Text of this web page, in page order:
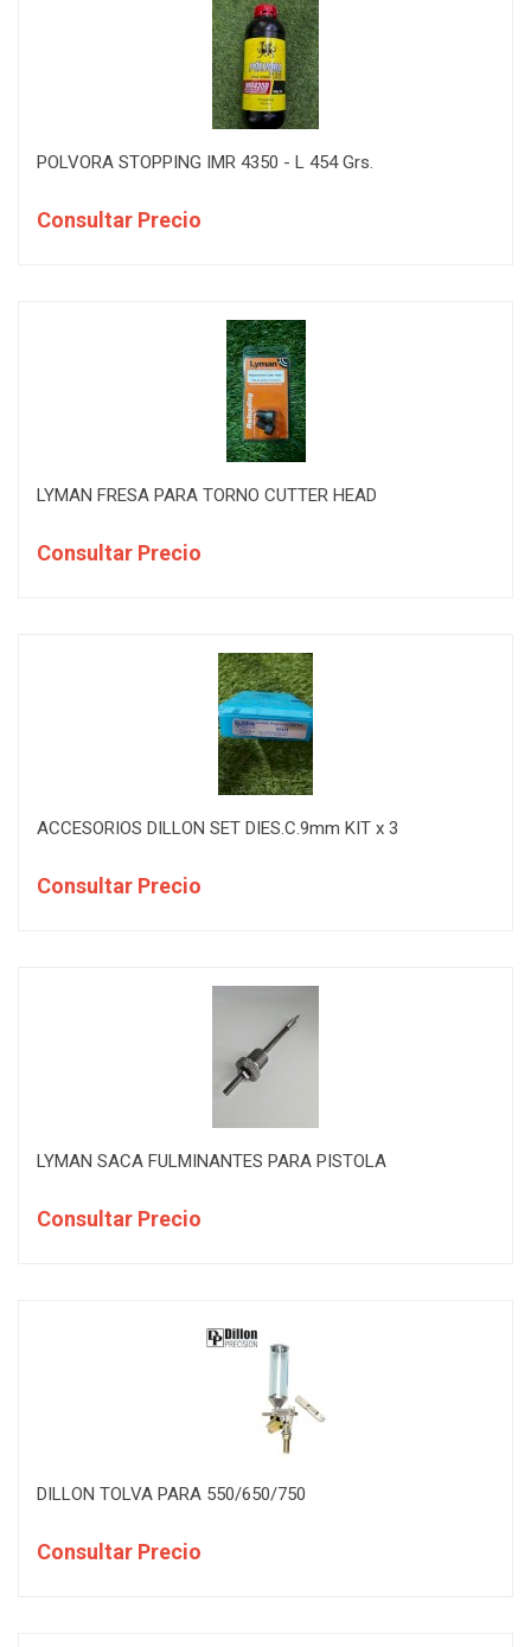
POLVORA STOPPING IMR 4350 - L 454 Grs.
Consultar Precio
LYMAN FRESA PARA TORNO CUTTER HEAD
Consultar Precio
ACCESORIOS DILLON SET DIES.C.9mm KIT x 3
Consultar Precio
LYMAN SACA FULMINANTES PARA PISTOLA
Consultar Precio
DILLON TOLVA PARA 550/650/750
Consultar Precio